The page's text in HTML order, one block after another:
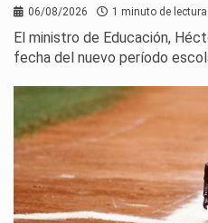
06/08/2026 1 minuto de lectura
El ministro de Educación,
fecha del nuevo período